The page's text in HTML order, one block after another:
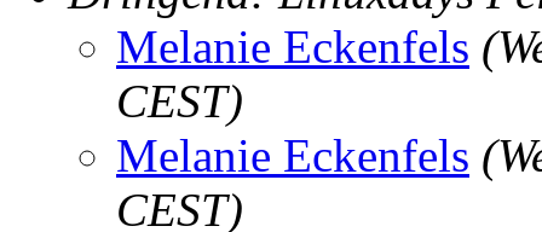
Melanie Eckenfels
CEST)
Melanie Eckenfels
CEST)